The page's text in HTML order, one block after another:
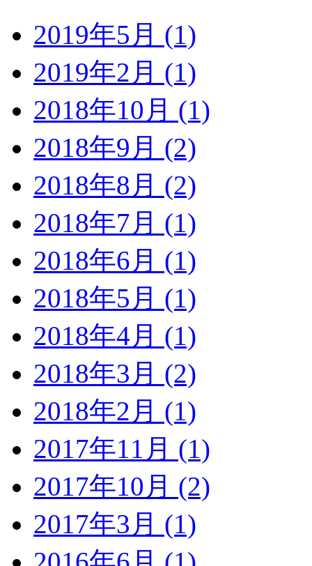
2019年5月 (1)
2019年2月 (1)
2018年10月 (1)
2018年9月 (2)
2018年8月 (2)
2018年7月 (1)
2018年6月 (1)
2018年5月 (1)
2018年4月 (1)
2018年3月 (2)
2018年2月 (1)
2017年11月 (1)
2017年10月 (2)
2017年3月 (1)